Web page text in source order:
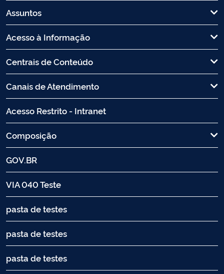
Assuntos
Acesso à Informação
Centrais de Conteúdo
Canais de Atendimento
Acesso Restrito - Intranet
Composição
GOV.BR
VIA 040 Teste
pasta de testes
pasta de testes
pasta de testes